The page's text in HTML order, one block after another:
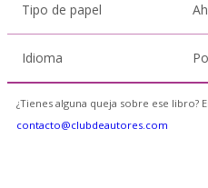
Tipo de papel
Idioma
¿Tienes alguna queja sobre ese
contacto@clubdeautores.com